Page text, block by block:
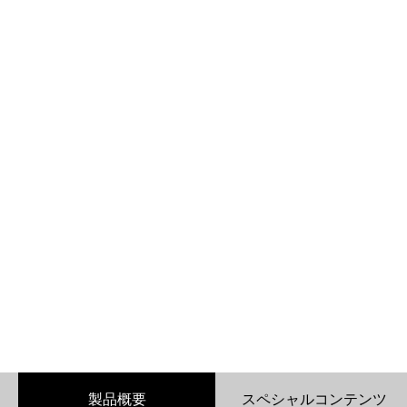
製品概要 スペシャルコンテンツ